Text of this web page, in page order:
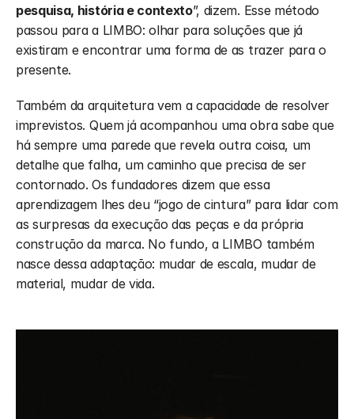
pesquisa, história e contexto”, dizem. Esse método
passou para a LIMBO: olhar para soluções que já
existiram e encontrar uma forma de as trazer para o
presente.
Também da arquitetura vem a capacidade de resolver
imprevistos. Quem já acompanhou uma obra sabe que
há sempre uma parede que revela outra coisa, um
detalhe que falha, um caminho que precisa de ser
contornado. Os fundadores dizem que essa
aprendizagem lhes deu “jogo de cintura” para lidar com
as surpresas da execução das peças e da própria
construção da marca. No fundo, a LIMBO também
nasce dessa adaptação: mudar de escala, mudar de
material, mudar de vida.